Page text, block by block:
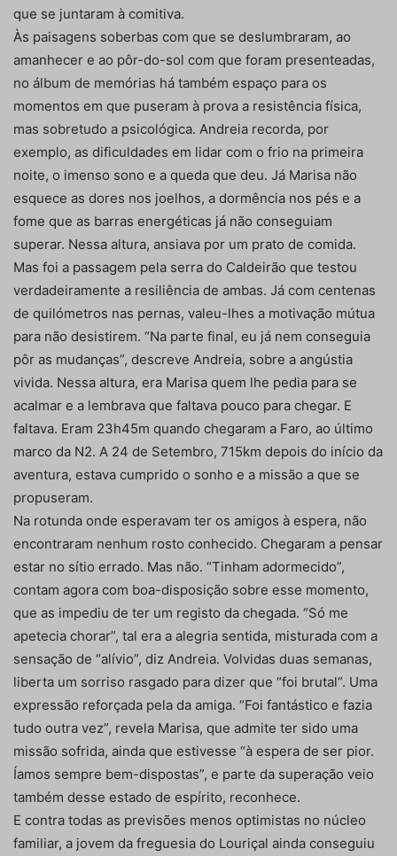
que se juntaram à comitiva.
Às paisagens soberbas com que se deslumbraram, ao
amanhecer e ao pôr-do-sol com que foram presenteadas,
no álbum de memórias há também espaço para os
momentos em que puseram à prova a resistência física,
mas sobretudo a psicológica. Andreia recorda, por
exemplo, as dificuldades em lidar com o frio na primeira
noite, o imenso sono e a queda que deu. Já Marisa não
esquece as dores nos joelhos, a dormência nos pés e a
fome que as barras energéticas já não conseguiam
superar. Nessa altura, ansiava por um prato de comida.
Mas foi a passagem pela serra do Caldeirão que testou
verdadeiramente a resiliência de ambas. Já com centenas
de quilómetros nas pernas, valeu-lhes a motivação mútua
para não desistirem. “Na parte final, eu já nem conseguia
pôr as mudanças”, descreve Andreia, sobre a angústia
vivida. Nessa altura, era Marisa quem lhe pedia para se
acalmar e a lembrava que faltava pouco para chegar. E
faltava. Eram 23h45m quando chegaram a Faro, ao último
marco da N2. A 24 de Setembro, 715km depois do início da
aventura, estava cumprido o sonho e a missão a que se
propuseram.
Na rotunda onde esperavam ter os amigos à espera, não
encontraram nenhum rosto conhecido. Chegaram a pensar
estar no sítio errado. Mas não. “Tinham adormecido”,
contam agora com boa-disposição sobre esse momento,
que as impediu de ter um registo da chegada. “Só me
apetecia chorar”, tal era a alegria sentida, misturada com a
sensação de “alívio”, diz Andreia. Volvidas duas semanas,
liberta um sorriso rasgado para dizer que “foi brutal”. Uma
expressão reforçada pela da amiga. “Foi fantástico e fazia
tudo outra vez”, revela Marisa, que admite ter sido uma
missão sofrida, ainda que estivesse “à espera de ser pior.
Íamos sempre bem-dispostas”, e parte da superação veio
também desse estado de espírito, reconhece.
E contra todas as previsões menos optimistas no núcleo
familiar, a jovem da freguesia do Louriçal ainda conseguiu